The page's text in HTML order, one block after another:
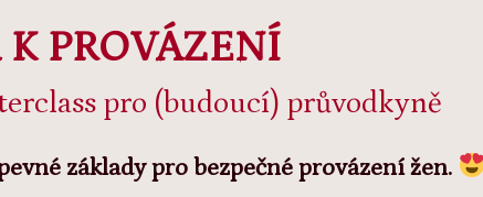
K PROVÁZENÍ
pro (budoucí) průvodkyně
základy pro bezpečné provázení žen.